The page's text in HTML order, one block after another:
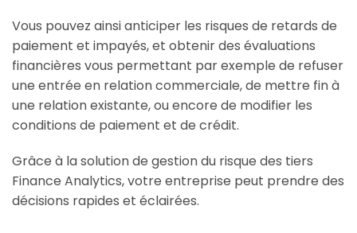
Vous pouvez ainsi anticiper les risques de retards de
paiement et impayés, et obtenir des évaluations
financières vous permettant par exemple de refuser
une entrée en relation commerciale, de mettre fin à
une relation existante, ou encore de modifier les
conditions de paiement et de crédit.
Grâce à la solution de gestion du risque des tiers
Finance Analytics, votre entreprise peut prendre des
décisions rapides et éclairées.